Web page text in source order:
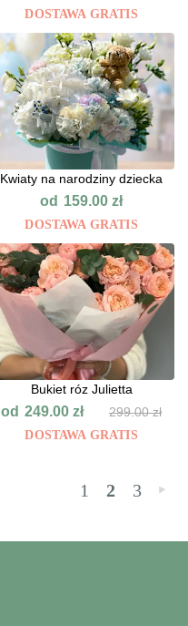
DOSTAWA GRATIS
Kwiaty na narodziny dziecka
od 159.00zł
DOSTAWA GRATIS
Bukiet róz Julietta
od 299.00zł
249.00zł
DOSTAWA GRATIS
1 2 3 »